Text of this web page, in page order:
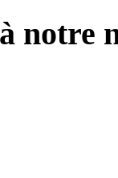
notre